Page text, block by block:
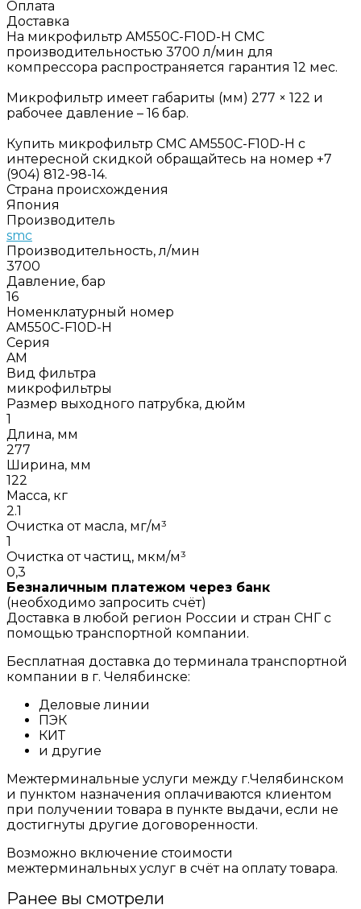
Оплата
Доставка
На микрофильтр AM550C-F10D-H СМС
производительностью 3700 л/мин для
компрессора распространяется гарантия 12 мес.
Микрофильтр имеет габариты (мм) 277 × 122 и
рабочее давление – 16 бар.
Купить микрофильтр СМС AM550C-F10D-H с
интересной скидкой обращайтесь на номер +7
(904) 812-98-14.
Страна происхождения
Япония
Производитель
smc
Производительность, л/мин
3700
Давление, бар
16
Номенклатурный номер
AM550C-F10D-H
Серия
AM
Вид фильтра
микрофильтры
Размер выходного патрубка, дюйм
1
Длина, мм
277
Ширина, мм
122
Масса, кг
2.1
Очистка от масла, мг/м³
1
Очистка от частиц, мкм/м³
0,3
Безналичным платежом через банк
(необходимо запросить счёт)
Доставка в любой регион России и стран СНГ с
помощью транспортной компании.
Бесплатная доставка до терминала транспортной
компании в г. Челябинске:
Деловые линии
ПЭК
КИТ
и другие
Межтерминальные услуги между г.Челябинском
и пунктом назначения оплачиваются клиентом
при получении товара в пункте выдачи, если не
достигнуты другие договоренности.
Возможно включение стоимости
межтерминальных услуг в счёт на оплату товара.
Ранее вы смотрели